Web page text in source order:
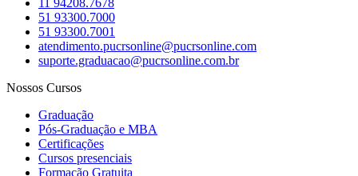
11 94208.7678
51 93300.7000
51 93300.7001
atendimento.pucrsonline@pucrsonline.com
suporte.graduacao@pucrsonline.com.br
Nossos Cursos
Graduação
Pós-Graduação e MBA
Certificações
Cursos presenciais
Formação Gratuita